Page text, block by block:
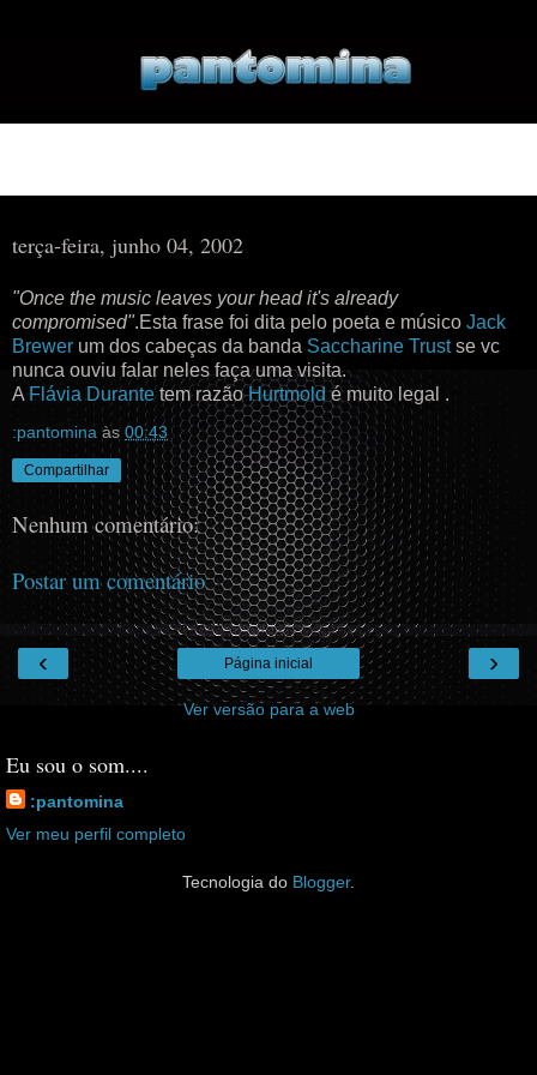
terça-feira, junho 04, 2002
"Once the music leaves your head it's already
compromised".Esta frase foi dita pelo poeta e músico Jack
Brewer um dos cabeças da banda Saccharine Trustse vc
nunca ouviu falar neles faça uma visita.
A Flávia Durantetem razãoHurtmoldé muito legal .
:pantomina às00:43
Compartilhar
Nenhum comentário:
Postar um comentário
‹ ›
Página inicial
Ver versão para a web
Eu sou o som....
:pantomina
Ver meu perfil completo
Tecnologia do Blogger.